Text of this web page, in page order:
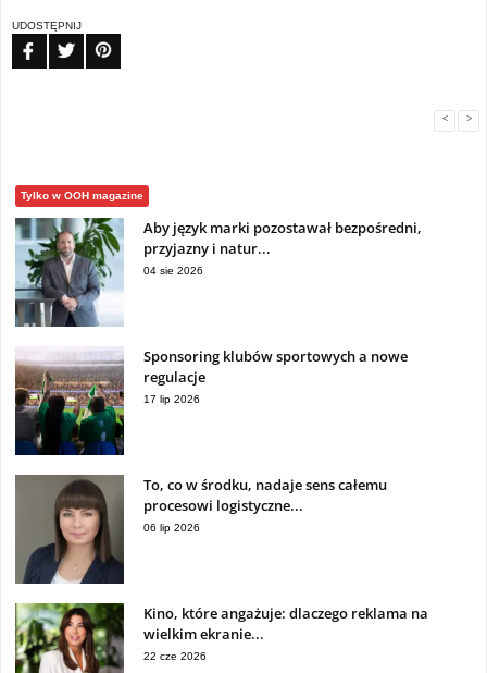
UDOSTĘPNIJ
< >
Tylko w OOH magazine
Aby język marki pozostawał bezpośredni,
przyjazny i natur...
04 sie 2026
Sponsoring klubów sportowych a nowe
regulacje
17 lip 2026
To, co w środku, nadaje sens całemu
procesowi logistyczne...
06 lip 2026
Kino, które angażuje: dlaczego reklama na
wielkim ekranie...
22 cze 2026